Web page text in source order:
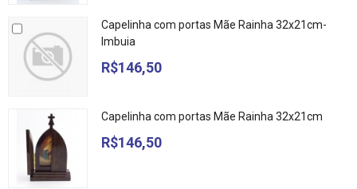
Capelinha com portas Mãe Rainha 32x21cm-
Imbuia
R$146,50
Capelinha com portas Mãe Rainha 32x21cm
R$146,50